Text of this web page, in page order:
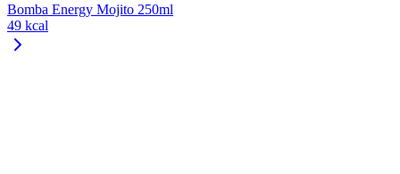
Bomba Energy Mojito 250ml
49 kcal